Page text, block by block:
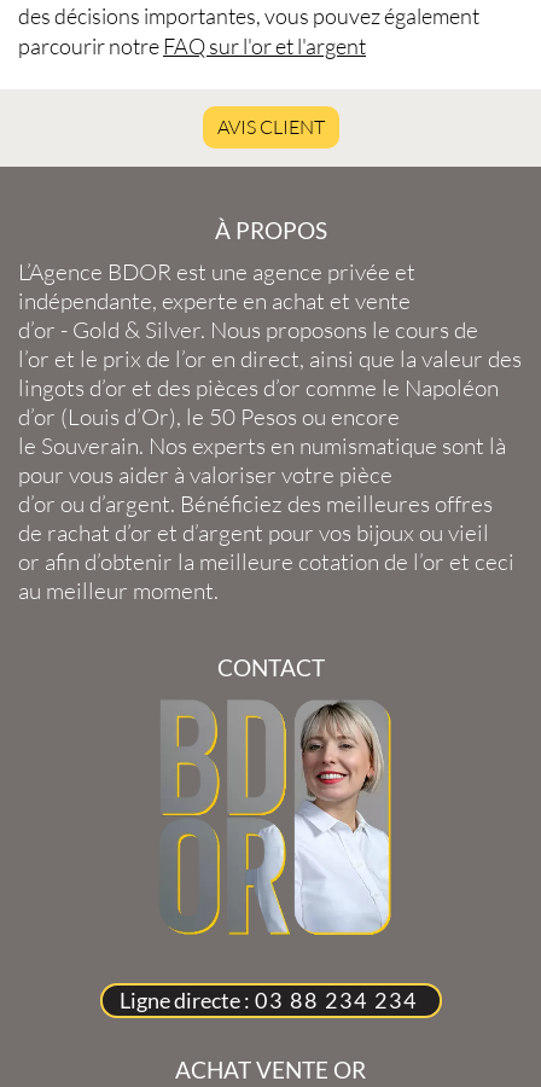
des décisions importantes, vous pouvez également
parcourir notreFAQ sur l'or et l'argent
AVIS CLIENT
À PROPOS
L’Agence BDOR est une agence privée et
indépendante, experte en achat et vente
d’or - Gold & Silver. Nous proposons le cours de
l’or et le prix de l’or en direct, ainsi que la valeur des
lingots d’or et des pièces d’or comme le Napoléon
d’or (Louis d’Or), le 50 Pesos ou encore
le Souverain. Nos experts en numismatique sont là
pour vous aider à valoriser votre pièce
d’or ou d’argent. Bénéficiez des meilleures offres
de rachat d’or et d’argent pour vos bijoux ou vieil
or afin d’obtenir la meilleure cotation de l’or et ceci
au meilleur moment.
CONTACT
Ligne directe : 03 88 234 234
ACHAT VENTE OR